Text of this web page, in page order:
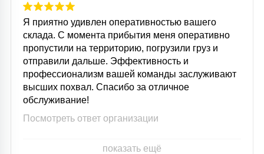
Я приятно удивлен оперативностью вашего
склада. С момента прибытия меня оперативно
пропустили на территорию, погрузили груз и
отправили дальше. Эффективность и
профессионализм вашей команды заслуживают
высших похвал. Спасибо за отличное
обслуживание!
Посмотреть ответ организации
показать ещё